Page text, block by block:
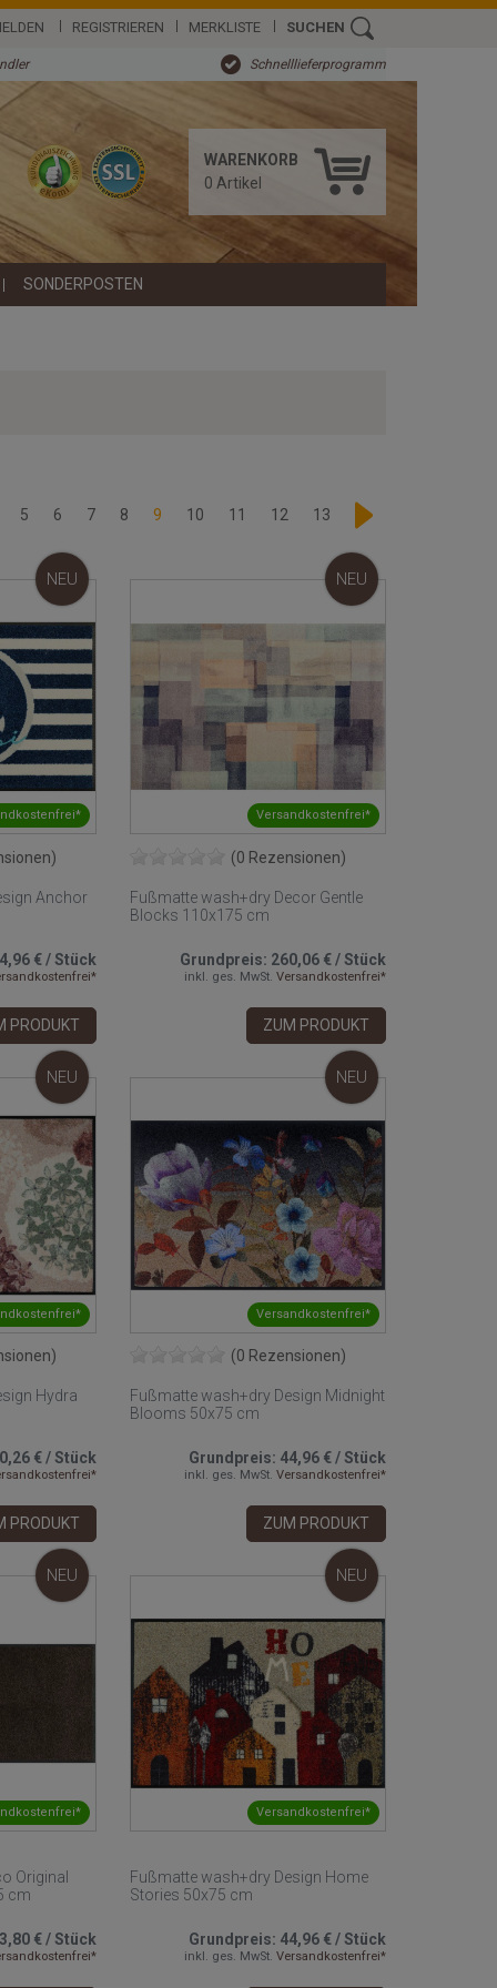
REGISTRIEREN MERKLISTE SUCHEN
Schnelllieferprogramm
WARENKORB
0 Artikel
SONDERPOSTEN
5 6 7 8 9 10 11 12 13
NEU
Anchor
€/Stück
PRODUKT
Versandkostenfrei*
NEU
(0 Rezensionen)
Fußmatte wash+dry Decor Gentle
Blocks 110x175 cm
Grundpreis: 260,06 €/Stück
inkl. ges. MwSt. Versandkostenfrei*
ZUM PRODUKT
NEU
Hydra
€/Stück
PRODUKT
Versandkostenfrei*
NEU
(0 Rezensionen)
Fußmatte wash+dry Design Midnight
Blooms 50x75 cm
Grundpreis: 44,96 €/Stück
inkl. ges. MwSt. Versandkostenfrei*
ZUM PRODUKT
NEU
Original
cm
€/Stück
Versandkostenfrei*
NEU
Fußmatte wash+dry Design Home
Stories 50x75 cm
Grundpreis: 44,96 €/Stück
inkl. ges. MwSt. Versandkostenfrei*